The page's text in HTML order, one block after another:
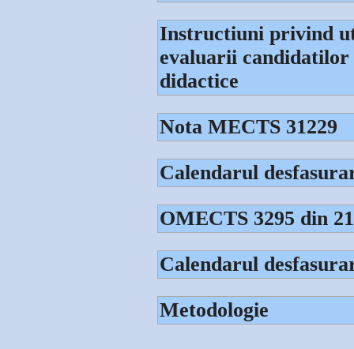
Instructiuni privind
evaluarii
didactice
Nota MECTS 31229
Calendarul
OMECTS 3295 din
Calendarul
Metodologie